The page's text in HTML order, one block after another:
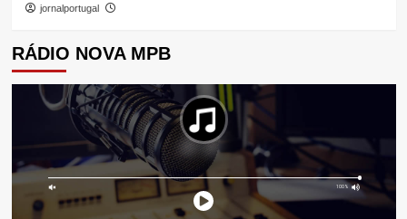
jornalportugal
RÁDIO NOVA MPB